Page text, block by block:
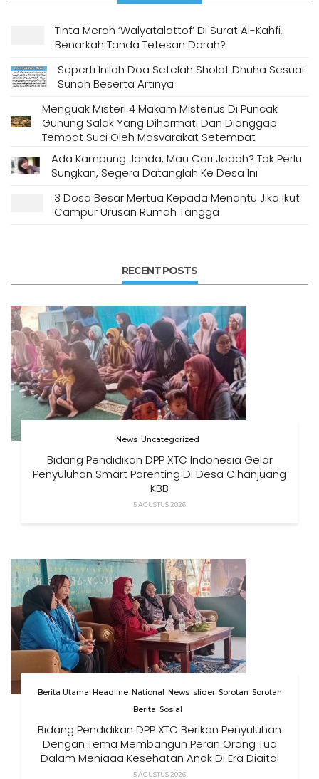
Tinta Merah ‘Walyatalattof’ Di Surat Al-Kahfi,
Benarkah Tanda Tetesan Darah?
Seperti Inilah Doa Setelah Sholat Dhuha Sesuai
Sunah Beserta Artinya
Menguak Misteri 4 Makam Misterius Di Puncak
Gunung Salak Yang Dihormati Dan Dianggap
Tempat Suci Oleh Masyarakat Setempat
Ada Kampung Janda, Mau Cari Jodoh? Tak Perlu
Sungkan, Segera Datanglah Ke Desa Ini
3 Dosa Besar Mertua Kepada Menantu Jika Ikut
Campur Urusan Rumah Tangga
RECENT POSTS
News Uncategorized
Bidang Pendidikan DPP XTC Indonesia Gelar
Penyuluhan Smart Parenting Di Desa Cihanjuang
KBB
5 AGUSTUS 2026
Berita Utama Headline National News slider Sorotan Sorotan
Berita Sosial
Bidang Pendidikan DPP XTC Berikan Penyuluhan
Dengan Tema Membangun Peran Orang Tua
Dalam Menjaga Kesehatan Anak Di Era Digital
5 AGUSTUS 2026